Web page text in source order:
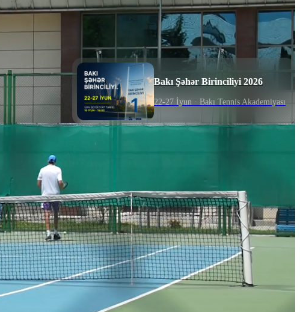
Bakı Şəhər Birinciliyi 2026
22-27 İyun · Bakı Tennis Akademiyası